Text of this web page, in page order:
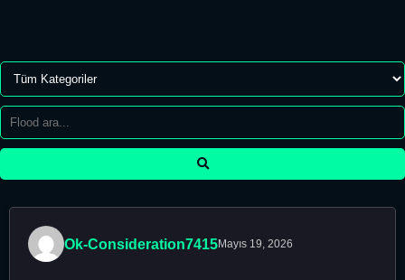
Ok-Consideration7415Mayıs 19, 2026